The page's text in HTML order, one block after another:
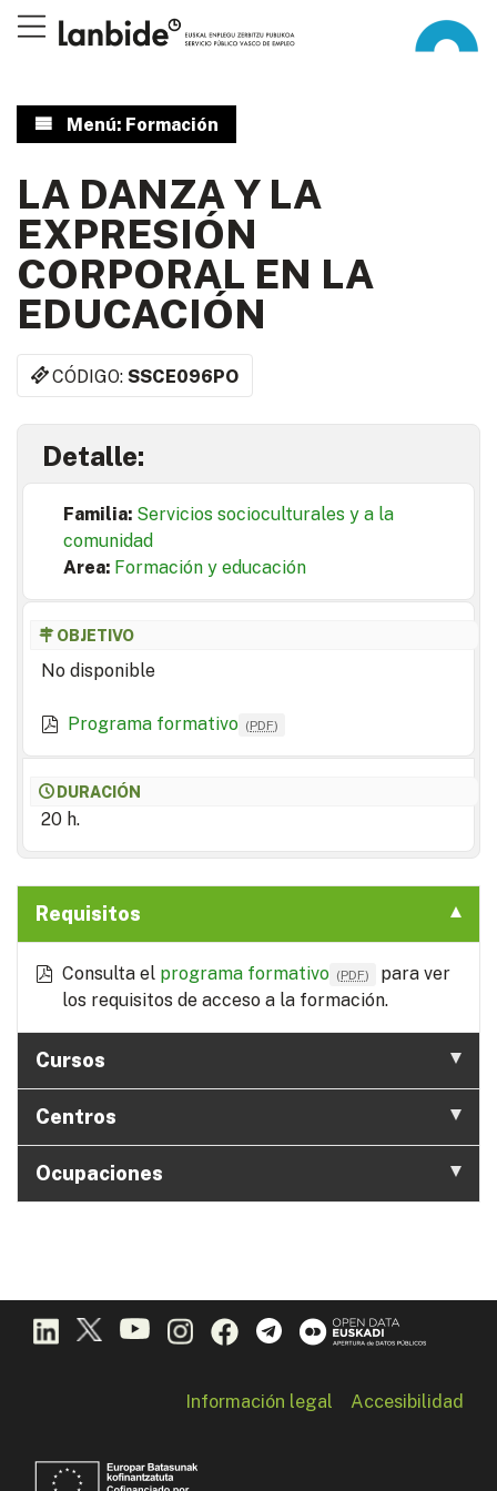
Menú: Formación
LA DANZA Y LA
EXPRESIÓN
CORPORAL EN LA
EDUCACIÓN
CÓDIGO:SSCE096PO
Detalle:
Familia: Servicios socioculturales y a la
comunidad
Area: Formación y educación
OBJETIVO
No disponible
Programa formativo (PDF)
DURACIÓN
20 h.
Requisitos
Consulta el programa formativo (PDF)
para ver
los requisitos de acceso a la formación.
Cursos
Centros
Ocupaciones
Información legal Accesibilidad